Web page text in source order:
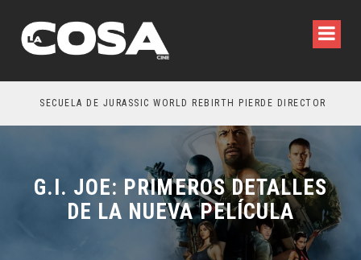
SECUELA DE JURASSIC WORLD REBIRTH PIERDE DIRECTOR
G.I. JOE: PRIMEROS DETALLES
DE LA NUEVA PELÍCULA